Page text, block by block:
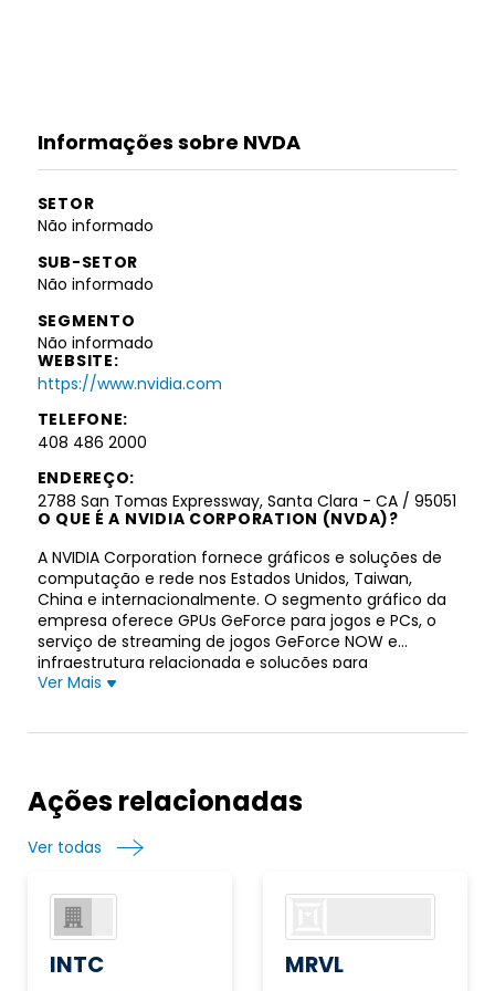
Informações sobre NVDA
SETOR
Não informado
SUB-SETOR
Não informado
SEGMENTO
Não informado
WEBSITE:
https://www.nvidia.com
TELEFONE:
408 486 2000
ENDEREÇO:
2788 San Tomas Expressway, Santa Clara - CA / 95051
O QUE É A NVIDIA CORPORATION (NVDA)?
A NVIDIA Corporation fornece gráficos e soluções de
computação e rede nos Estados Unidos, Taiwan,
China e internacionalmente. O segmento gráfico da
empresa oferece GPUs GeForce para jogos e PCs, o
serviço de streaming de jogos GeForce NOW e
infraestrutura relacionada e soluções para
plataformas de jogos; GPUs Quadro/NVIDIA RTX para
Omniverse para a construção de projetos 3D e
mundos virtuais. Seu segmento Compute &
Center para IA, HPC e computação acelerada;
Cockpit automotivo, acordos de desenvolvimento de
direção autônoma e soluções de veículos
autônomos; processadores de mineração de
criptomoeda; Jetson para robótica e outras
plataformas embarcadas; e NVIDIA AI Enterprise e
Ver Mais
Ações relacionadas
Ver todas
INTC MRVL